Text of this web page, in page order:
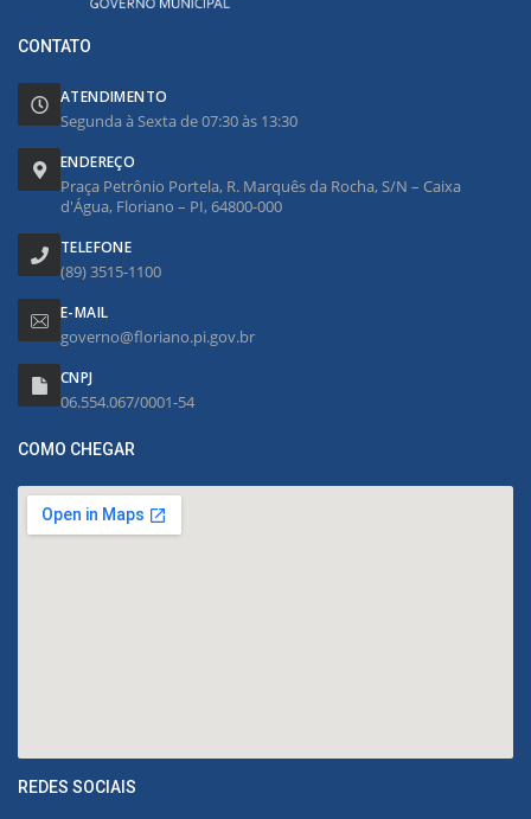
CONTATO
ATENDIMENTO
Segunda à Sexta de 07:30 às 13:30
ENDEREÇO
Praça Petrônio Portela, R. Marquês da Rocha, S/N – Caixa
d'Água, Floriano – PI, 64800-000
TELEFONE
(89) 3515-1100
E-MAIL
governo@floriano.pi.gov.br
CNPJ
06.554.067/0001-54
COMO CHEGAR
REDES SOCIAIS